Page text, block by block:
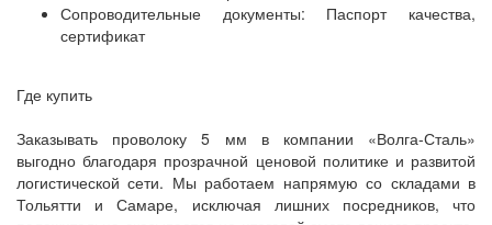
Сопроводительные документы: Паспорт качества,
сертификат
Где купить
Заказывать проволоку 5 мм в компании «Волга-Сталь»
выгодно благодаря прозрачной ценовой политике и развитой
логистической сети. Мы работаем напрямую со складами в
Тольятти и Самаре, исключая лишних посредников, что